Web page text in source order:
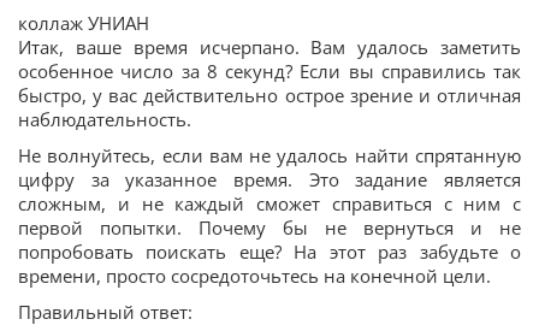
коллаж УНИАН
Итак, ваше время исчерпано. Вам удалось заметить
особенное число за 8 секунд? Если вы справились так
быстро, у вас действительно острое зрение и отличная
наблюдательность.
Не волнуйтесь, если вам не удалось найти спрятанную
цифру за указанное время. Это задание является
сложным, и не каждый сможет справиться с ним с
первой попытки. Почему бы не вернуться и не
попробовать поискать еще? На этот раз забудьте о
времени, просто сосредоточьтесь на конечной цели.
Правильный ответ: